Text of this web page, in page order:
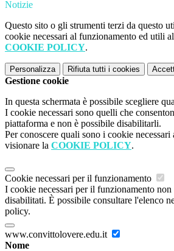
Notizie
Questo sito o gli strumenti terzi da questo
cookie necessari al funzionamento ed utili
COOKIE POLICY.
Personalizza Rifiuta tutti i cookies
Gestione cookie
In questa schermata è possibile scegliere
I cookie necessari sono quelli che
piattaforma e non è possibile disabilitarli.
Per conoscere quali sono i cookie
visionare la COOKIE POLICY.
Cookie necessari per il funzionamento
I cookie necessari per il funzionamento non
disabilitati. È possibile consultare l'elenco
policy.
www.convittolovere.edu.it
Nome